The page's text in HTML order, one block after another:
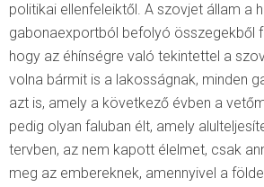
politikai ellenfeleiktől. A szovjet állam a
gabonaexportból befolyó összegekből
hogy az éhínségre való tekintettel a
volna bármit is a lakosságnak, minden
azt is, amely a következő évben a
pedig olyan faluban élt, amely
tervben, az nem kapott élelmet, csak
meg az embereknek, amennyivel a